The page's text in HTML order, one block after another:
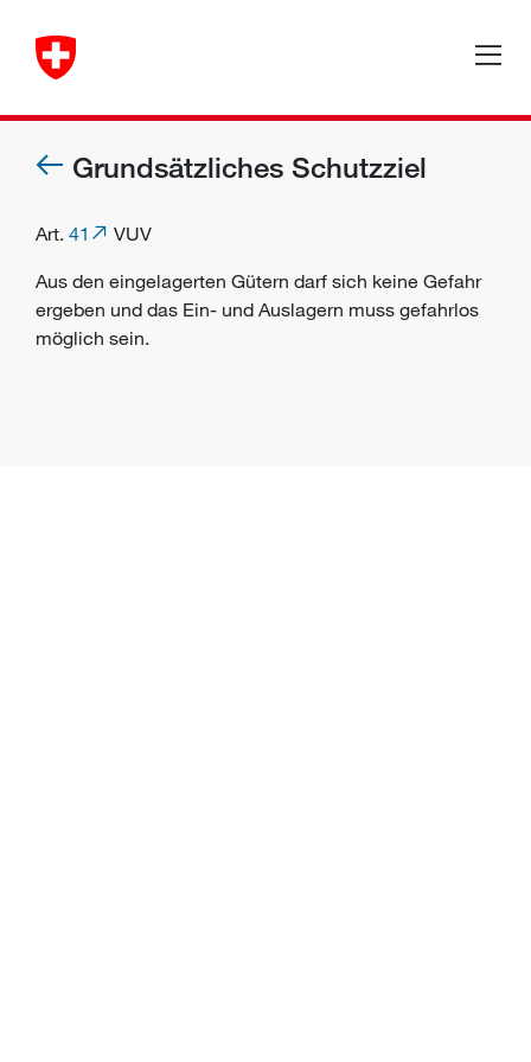
Grundsätzliches Schutzziel
Art. 41
VUV
Aus den eingelagerten Gütern darf sich keine Gefahr
ergeben und das Ein- und Auslagern muss gefahrlos
möglich sein.